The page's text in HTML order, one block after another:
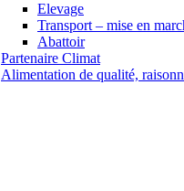
Elevage
Transport – mise en
Abattoir
Partenaire Climat
Alimentation de qualité,